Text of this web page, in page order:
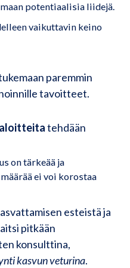
potentiaalisia liidejä.
vaikuttavin keino
paremmin
tavoitteet.
tehdään
on tärkeää ja
ei voi korostaa
esteistä ja
pitkään
konsulttina,
kasvun veturina.